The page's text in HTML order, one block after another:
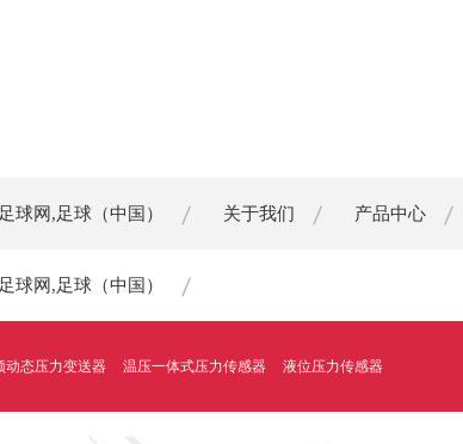
足球网,足球（中国） 关于我们 产品中心
足球网,足球（中国）
动态压力变送器 温压一体式压力传感器 液位压力传感器